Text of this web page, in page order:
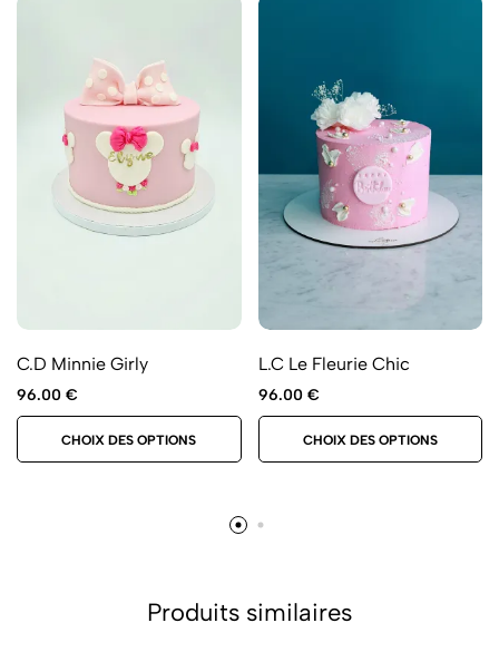
C.D Minnie Girly
96.00 €
CHOIX DES OPTIONS
L.C Le Fleurie Chic
96.00 €
CHOIX DES OPTIONS
Produits similaires